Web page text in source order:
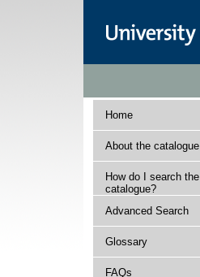
Home
About the catalogue
How do I search the
catalogue?
Advanced Search
Glossary
FAQs